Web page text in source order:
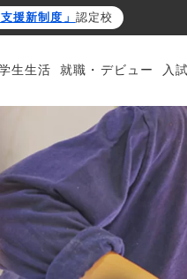
支援新制度」 認定校
生生活 就職・デビュー 入